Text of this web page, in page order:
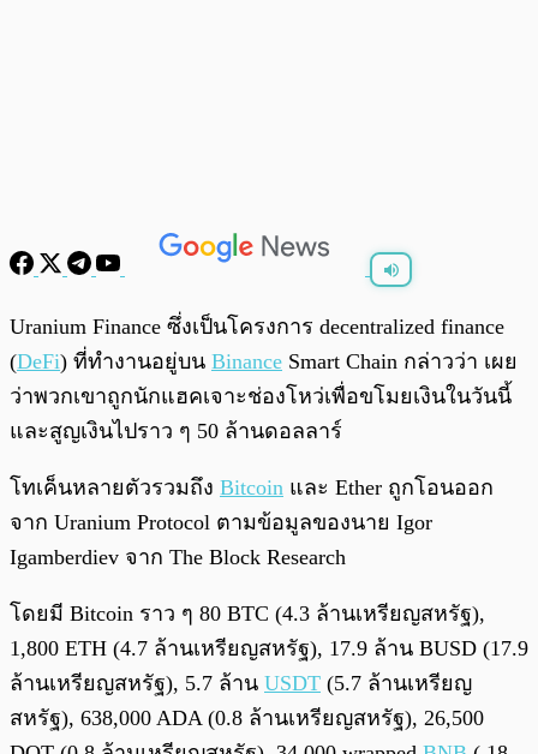
Uranium Finance ซึ่งเป็นโครงการ decentralized finance
(DeFi) ที่ทำงานอยู่บน Binance Smart Chain กล่าวว่า เผย
ว่าพวกเขาถูกนักแฮคเจาะช่องโหว่เพื่อขโมยเงินในวันนี้
และสูญเงินไปราว ๆ 50 ล้านดอลลาร์
โทเค็นหลายตัวรวมถึง Bitcoin และ Ether ถูกโอนออก
จาก Uranium Protocol ตามข้อมูลของนาย Igor
Igamberdiev จาก The Block Research
โดยมี Bitcoin ราว ๆ 80 BTC (4.3 ล้านเหรียญสหรัฐ),
1,800 ETH (4.7 ล้านเหรียญสหรัฐ), 17.9 ล้าน BUSD (17.9
ล้านเหรียญสหรัฐ), 5.7 ล้าน USDT (5.7 ล้านเหรียญ
สหรัฐ), 638,000 ADA (0.8 ล้านเหรียญสหรัฐ), 26,500